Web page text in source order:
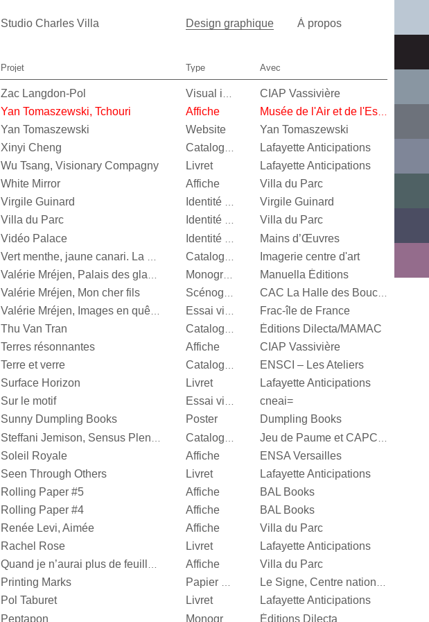
Studio Charles Villa Design graphique À propos
Projet Type Avec
Zac Langdon-Pol
CIAP Vassivière
Yan Tomaszewski, Tchouri Affiche
Yan Tomaszewski Website
Yan Tomaszewski
Xinyi Cheng Catalogue d’exposition
Lafayette Anticipations
Wu Tsang, Visionary Compagny Livret
Lafayette Anticipations
White Mirror Affiche
Villa du Parc
Virgile Guinard Identité visuelle
Virgile Guinard
Villa du Parc Identité visuelle
Villa du Parc
Vidéo Palace
Mains d’Œuvres
Imagerie centre d'art
Manuella Éditions
Valérie Mréjen, Mon cher fils
Valérie Mréjen, Images en quête d'histoires
Frac-île de France
Thu Van Tran Catalogue d’exposition
Éditions Dilecta/MAMAC
Terres résonnantes Affiche
CIAP Vassivière
Terre et verre Catalogue d’exposition
ENSCI – Les Ateliers
Surface Horizon Livret
Lafayette Anticipations
Sur le motif Essai visuel
cneai=
Sunny Dumpling Books Poster
Dumpling Books
Soleil Royale Affiche
ENSA Versailles
Seen Through Others Livret
Lafayette Anticipations
Rolling Paper #5 Affiche
BAL Books
Rolling Paper #4 Affiche
BAL Books
Renée Levi, Aimée Affiche
Villa du Parc
Rachel Rose Livret
Lafayette Anticipations
Quand je n’aurai plus de feuille, […] Affiche
Villa du Parc
Printing Marks Papier d’emballage Le Signe, Centre national du graphisme
Pol Taburet Livret
Lafayette Anticipations
Peptapon Éditions Dilecta